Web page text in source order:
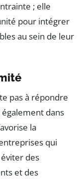
; elle
pour intégrer
au sein de leur
pas à répondre
également dans
la
qui
des
et des